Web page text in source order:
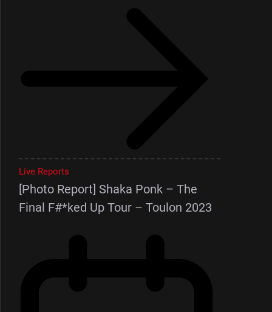
Live Reports
[Photo Report] Shaka Ponk – The
Final F#*ked Up Tour – Toulon 2023